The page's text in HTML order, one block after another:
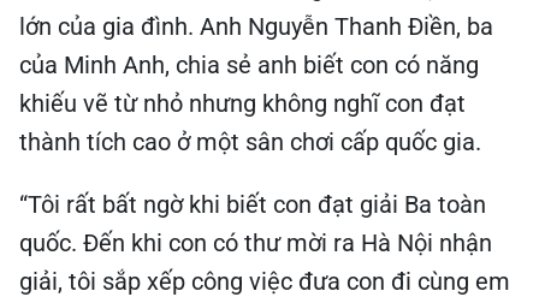
lớn của gia đình. Anh Nguyễn Thanh Điền, ba
của Minh Anh, chia sẻ anh biết con có năng
khiếu vẽ từ nhỏ nhưng không nghĩ con đạt
thành tích cao ở một sân chơi cấp quốc gia.
“Tôi rất bất ngờ khi biết con đạt giải Ba toàn
quốc. Đến khi con có thư mời ra Hà Nội nhận
giải, tôi sắp xếp công việc đưa con đi cùng em